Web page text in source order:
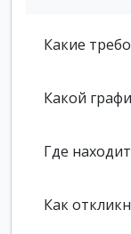
Какие
Какой
Где
Как